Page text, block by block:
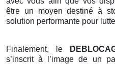
être un moyen destiné à
solution performante pour
Finalement, le
s’inscrit à l’image de un